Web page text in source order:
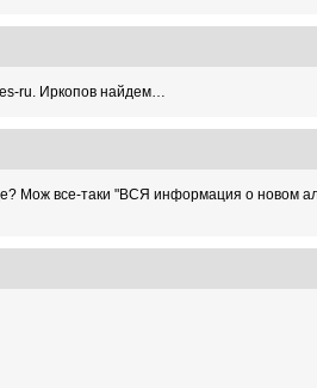
ru. Иркопов найдем…
Мож все-таки "ВСЯ информация о новом